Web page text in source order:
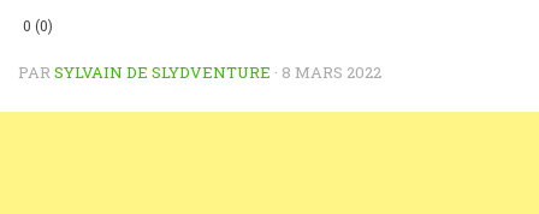
0 (0)
PARSYLVAIN DE SLYDVENTURE · 8 MARS 2022